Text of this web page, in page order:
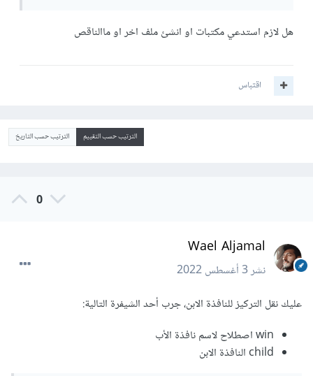
هل لازم استدعي مكتبات او انشئ ملف اخر او ماالناقص
اقتباس
الترتيب حسب التقييم الترتيب حسب التاريخ
0
Wael Aljamal
نشر3 أغسطس 2022
عليك نقل التركيز للنافذة الابن، جرب أحد الشيفرة التالية:
win اصطلاح لاسم نافذة الأب
child النافذة الابن